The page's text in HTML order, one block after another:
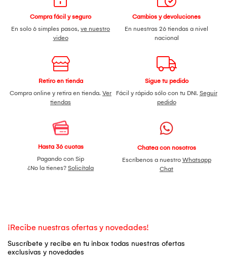
Compra fácil y seguro
En solo 6 simples pasos, ve nuestro
video
Cambios y devoluciones
En nuestras 26 tiendas a nivel
nacional
Retiro en tienda
Compra online y retira en tienda. Ver
tiendas
Sigue tu pedido
Fácil y rápido sólo con tu DNI. Seguir
pedido
Hasta 36 cuotas
Pagando con Sip
¿No la tienes? Solicítala
Chatea con nosotros
Escríbenos a nuestro Whatsapp
Chat
¡Recibe nuestras ofertas y novedades!
Suscríbete y recibe en tu inbox todas nuestras ofertas
exclusivas y novedades